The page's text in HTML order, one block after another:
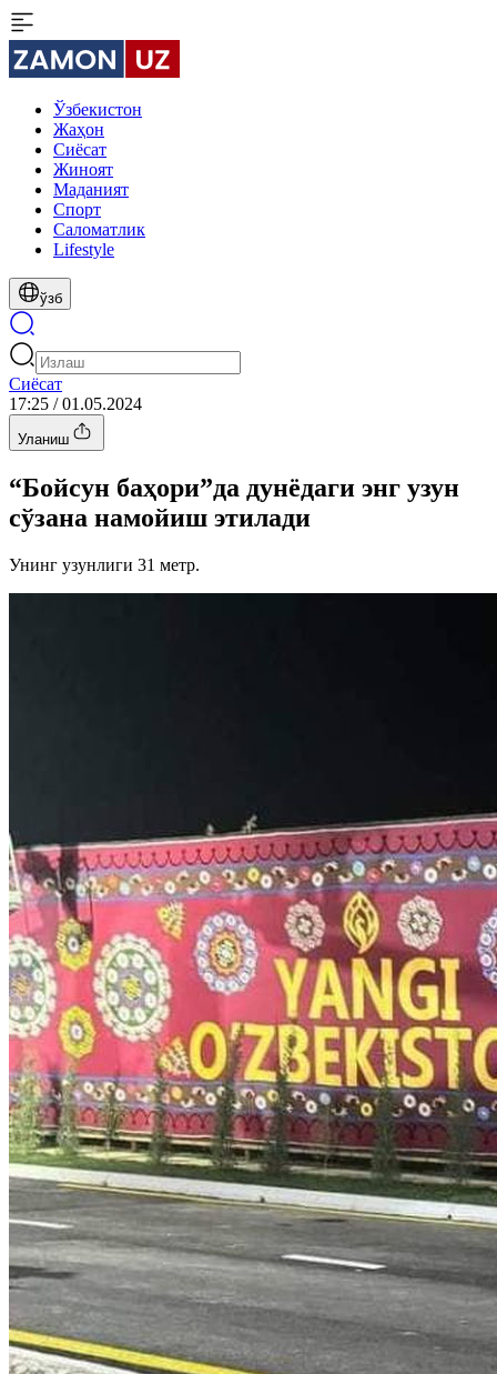
Ўзбекистон
Жаҳон
Сиёсат
Жиноят
Маданият
Спорт
Cаломатлик
Lifestyle
ўзб
Сиёсат
17:25 / 01.05.2024
Уланиш
“Бойсун баҳори”да дунёдаги энг узун
сўзана намойиш этилади
Унинг узунлиги 31 метр.